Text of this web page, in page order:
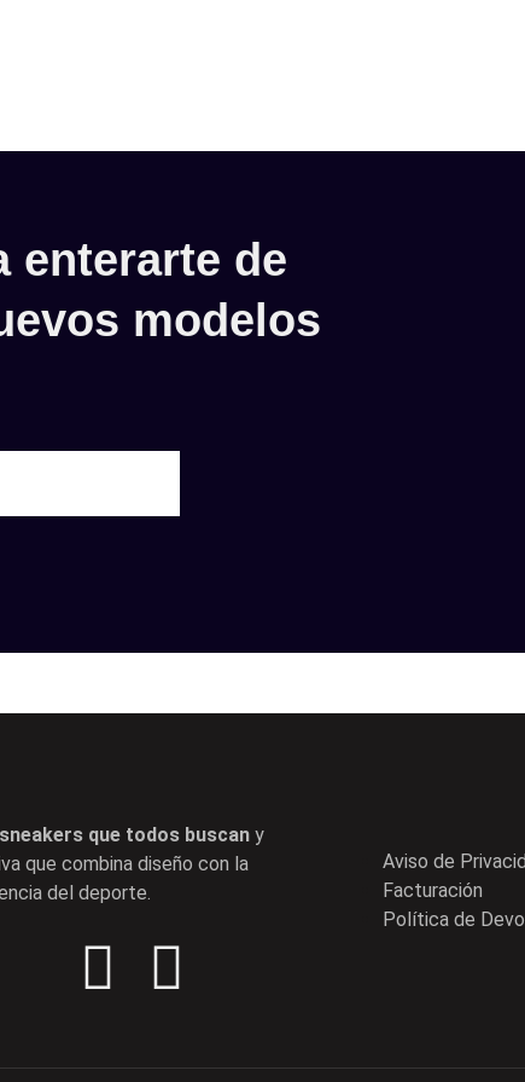
enterarte de
modelos
sneakers que todos buscan y
que combina diseño con la
del deporte.
Aviso de
Facturación
Política de